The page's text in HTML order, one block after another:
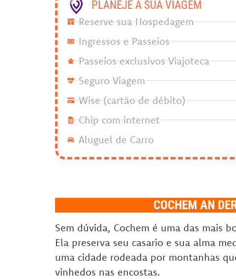
PLANEJE A SUA VIAGEM
Reserve sua Hospedagem
Ingressos e Passeios
Passeios exclusivos Viajoteca
Seguro Viagem
Wise (cartão de débito)
Chip com internet
Aluguel de Carro
COCHEM AN
Sem dúvida, Cochem é uma das mais
Ela preserva seu casario e sua alma
uma cidade rodeada por montanhas
vinhedos nas encostas.